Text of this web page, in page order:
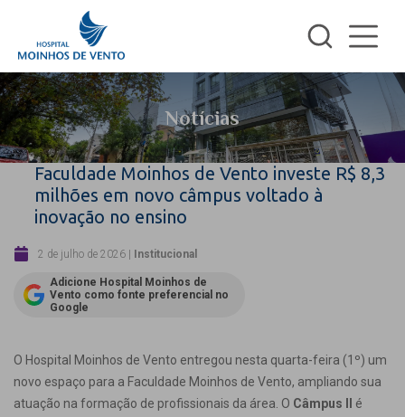
Notícias
Faculdade Moinhos de Vento investe R$ 8,3
milhões em novo câmpus voltado à
inovação no ensino
2 de julho de 2026 | Institucional
Adicione Hospital Moinhos de
Vento como fonte preferencial no
Google
O Hospital Moinhos de Vento entregou nesta quarta-feira (1º) um
novo espaço para a Faculdade Moinhos de Vento, ampliando sua
atuação na formação de profissionais da área. O Câmpus II
é